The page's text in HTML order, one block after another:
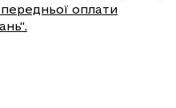
оплати